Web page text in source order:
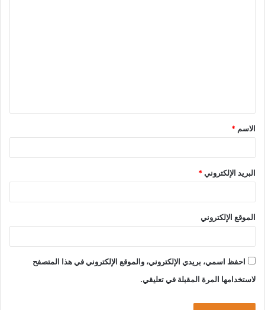
ق
*
الاسم *
البريد الإلكتروني*
الموقع الإلكتروني
احفظ اسمي، بريدي الإلكتروني، والموقع الإلكتروني في هذا المتصفح
لاستخدامها المرة المقبلة في تعليقي.